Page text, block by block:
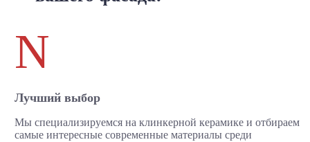
N
Лучший выбор
Мы специализируемся на клинкерной керамике и отбираем
самые интересные современные материалы среди